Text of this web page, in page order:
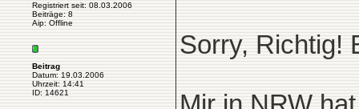
Registriert seit: 08.03.2006
Beiträge: 8
Aip: Offline
Beitrag
Datum: 19.03.2006
Uhrzeit: 14:41
ID: 14621
Sorry, Richtig!